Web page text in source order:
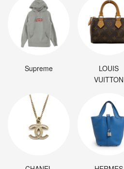
Supreme
LOUIS
VUITTON